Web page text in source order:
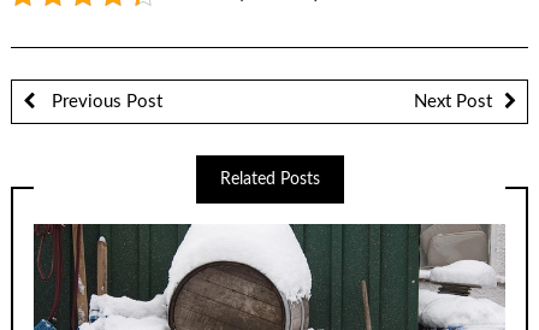
Previous Post Next Post
Related Posts